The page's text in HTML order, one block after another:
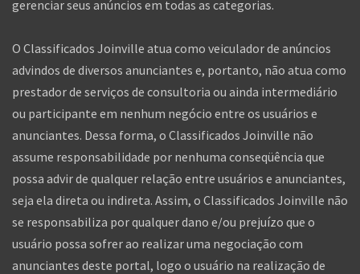
gerenciar seus anúncios em todas as categorias.
O Classificados Joinville atua como veiculador de anúncios
advindos de diversos anunciantes e, portanto, não atua como
prestador de serviços de consultoria ou ainda intermediário
ou participante em nenhum negócio entre os usuários e
anunciantes. Dessa forma, o Classificados Joinville não
assume responsabilidade por nenhuma conseqüência que
possa advir de qualquer relação entre usuários e anunciantes,
seja ela direta ou indireta. Assim, o Classificados Joinville não
se responsabiliza por qualquer dano e/ou prejuízo que o
usuário possa sofrer ao realizar uma negociação com
anunciantes deste portal, logo o usuário na realização de